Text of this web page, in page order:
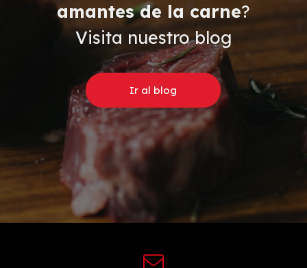
amantes de la carne?
Visita nuestro blog
Ir al blog